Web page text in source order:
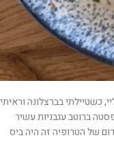
כשטיילתי בברצלונה וראיתי
ברוטב עגבניות עשיר
של הטרופיה זה היה ביס